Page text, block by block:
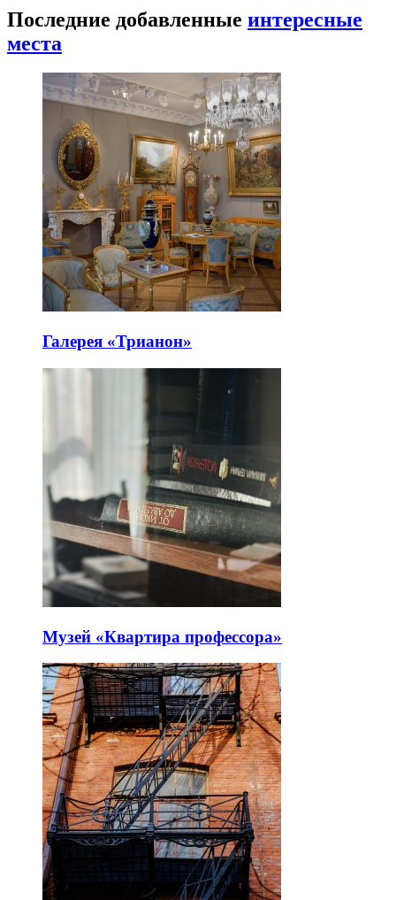
Последние добавленные интересные
места
Галерея «Трианон»
Музей «Квартира профессора»